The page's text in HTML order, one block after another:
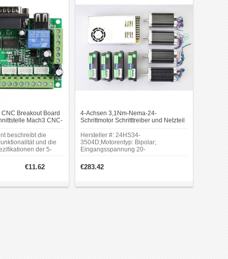
CNC Breakout Board
Mach3 CNC-
beschreibt die
und die
der 5-
€11.62
4-Achsen 3,1Nm-Nema-24-
Schrittmotor Schritttreiber und Netzteil
Hersteller #: 24HS34-
3504D;Motorentyp: Bipolar;
Eingangsspannung 20-
Haltemoment: 3.1Nm(439oz.in);36V
DC 11A Ausgang;AC-
93~132V/176~264VAC;115V/230V AC
€283.42